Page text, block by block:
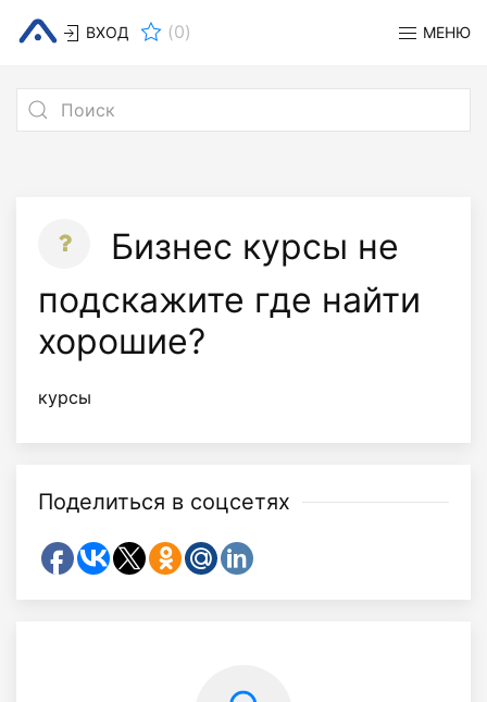
ВХОД (0) МЕНЮ
Бизнес курсы не
подскажите где найти
хорошие?
курсы
Поделиться в соцсетях